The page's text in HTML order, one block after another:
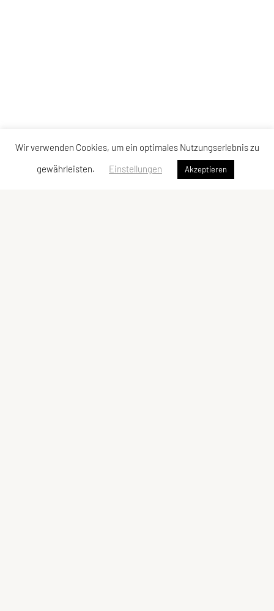
Wir verwenden Cookies, um ein optimales Nutzungserlebnis zu
gewährleisten.
Einstellungen Akzeptieren